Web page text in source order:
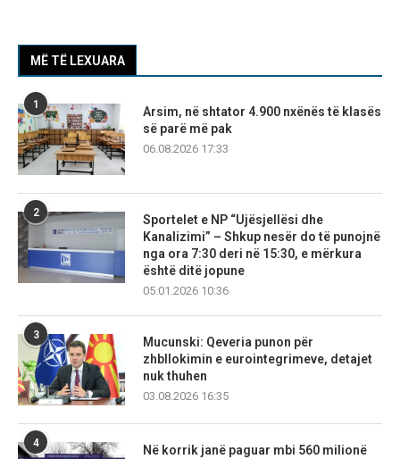
MË TË LEXUARA
1
Arsim, në shtator 4.900 nxënës të klasës
së parë më pak
06.08.2026 17:33
2
Sportelet e NP “Ujësjellësi dhe
Kanalizimi” – Shkup nesër do të punojnë
nga ora 7:30 deri në 15:30, e mërkura
është ditë jopune
05.01.2026 10:36
3
Mucunski: Qeveria punon për
zhbllokimin e eurointegrimeve, detajet
nuk thuhen
03.08.2026 16:35
4
Në korrik janë paguar mbi 560 milionë